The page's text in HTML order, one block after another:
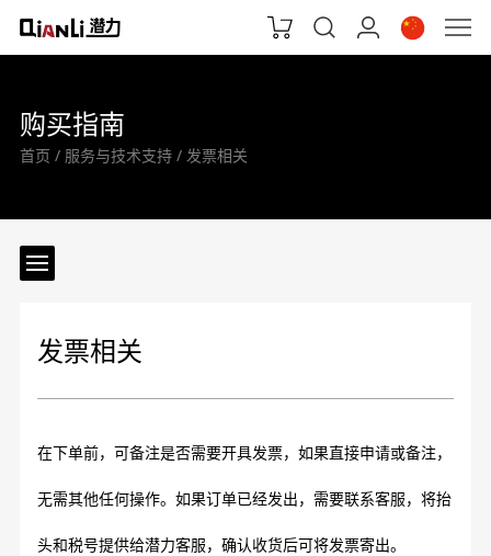
购买指南
首页 服务与技术支持 发票相关
发票相关
在下单前，可备注是否需要开具发票，如果直接申请或备注，
无需其他任何操作。如果订单已经发出，需要联系客服，将抬
头和税号提供给潜力客服，确认收货后可将发票寄出。